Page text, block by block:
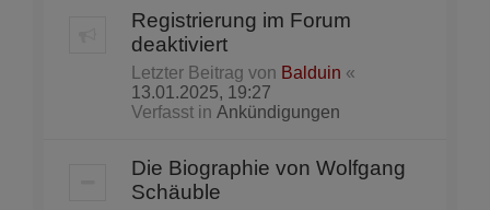
Registrierung im Forum
deaktiviert
Letzter Beitrag von Balduin «
13.01.2025, 19:27
Verfasst in Ankündigungen
Die Biographie von Wolfgang
Schäuble